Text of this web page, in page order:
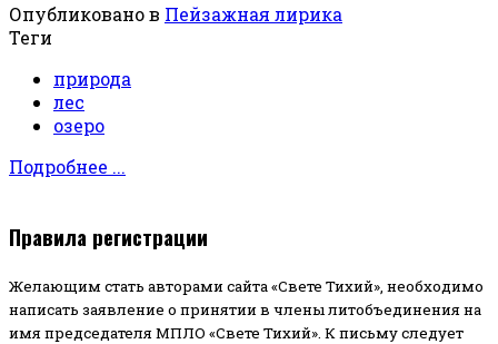
Опубликовано в Пейзажная лирика
Теги
природа
лес
озеро
Подробнее ...
Правила регистрации
Желающим стать авторами сайта «Свете Тихий», необходимо
написать заявление о принятии в члены литобъединения на
имя председателя МПЛО «Свете Тихий». К письму следует